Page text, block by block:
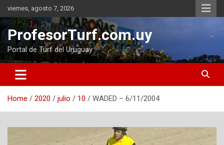
Skip
to
content
viernes, agosto 7, 2026
ProfesorTurf.com.uy
Portal de Turf del Uruguay
Home 2020 julio 10 WADED – 6/11/2004